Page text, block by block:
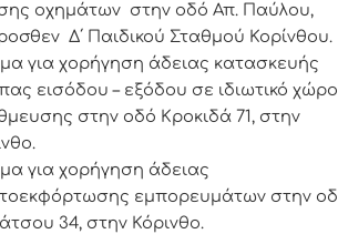
οχημάτων στην οδό Απ. Παύλου,
Δ΄ Παιδικού Σταθμού Κορίνθου.
για χορήγηση άδειας κατασκευής
εισόδου – εξόδου σε ιδιωτικό χώρο
στην οδό Κροκιδά 71, στην
για χορήγηση άδειας
εμπορευμάτων στην
34, στην Κόρινθο.